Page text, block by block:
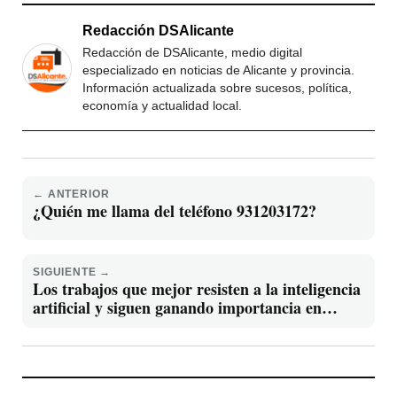
Redacción DSAlicante
Redacción de DSAlicante, medio digital
especializado en noticias de Alicante y provincia.
Información actualizada sobre sucesos, política,
economía y actualidad local.
← ANTERIOR
¿Quién me llama del teléfono 931203172?
SIGUIENTE →
Los trabajos que mejor resisten a la inteligencia
artificial y siguen ganando importancia en